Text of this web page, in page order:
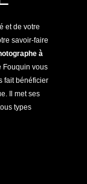
et de votre
savoir-faire
à
Fouquin vous
fait bénéficier
Il met ses
types